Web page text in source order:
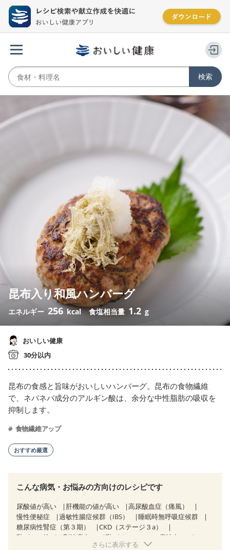
昆布入り和風ハンバーグ
エネルギー 256 kcal 食塩相当量 1.2 g
おいしい健康
30分以内
昆布の食感と旨味がおいしいハンバーグ。昆布の食物繊維
で、ネバネバ成分のアルギン酸は、余分な中性脂肪の吸収を
抑制します。
食物繊維アップ
おすすめ厳選
こんな病気・お悩みの方向けのレシピです
尿酸値が高い 肝機能の値が高い
高尿酸血症（痛風）
慢性便秘症
過敏性腸症候群（IBS）
睡眠時無呼吸症候群
糖尿病性腎症（第３期）
CKD（ステージ３a）
乳がん（抗がん剤治療中）
乳がん（ホルモン療法中）
さらに表示する